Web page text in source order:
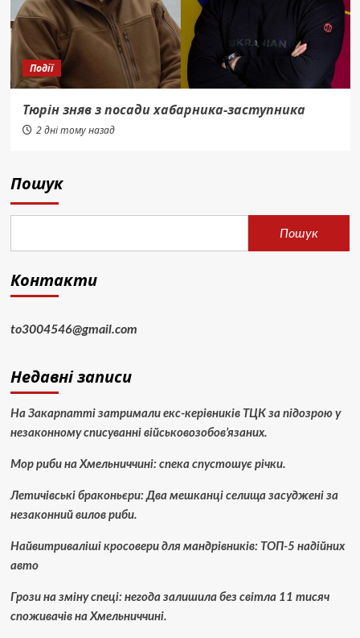
Події
Тюрін зняв з посади хабарника-заступника
2 дні тому назад
Пошук
Пошук
Контакти
to3004546@gmail.com
Недавні записи
На Закарпатті затримали екс-керівників ТЦК за підозрою у
незаконному списуванні військовозобов’язаних.
Мор риби на Хмельниччині: спека спустошує річки.
Летичівські браконьєри: Два мешканці селища засуджені за
незаконний вилов риби.
Найвитриваліші кросовери для мандрівників: ТОП-5 надійних
авто
Грози на зміну спеці: негода залишила без світла 11 тисяч
споживачів на Хмельниччині.